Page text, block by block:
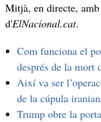
Mitjà, en directe,
d'ElNacional.cat.
Com funciona el
després de la mort
Així va ser
de la cúpula
Trump obre la